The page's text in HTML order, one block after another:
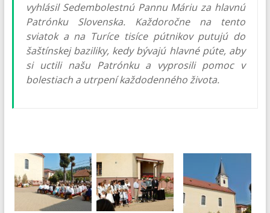
vyhlásil Sedembolestnú Pannu Máriu za hlavnú
Patrónku Slovenska. Každoročne na tento
sviatok a na Turíce tisíce pútnikov putujú do
šaštínskej baziliky, kedy bývajú hlavné púte, aby
si uctili našu Patrónku a vyprosili pomoc v
bolestiach a utrpení každodenného života.